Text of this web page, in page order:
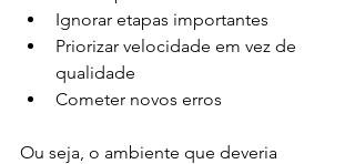
Ignorar etapas importantes
Priorizar velocidade em vez de
qualidade
Cometer novos erros
Ou seja, o ambiente que deveria